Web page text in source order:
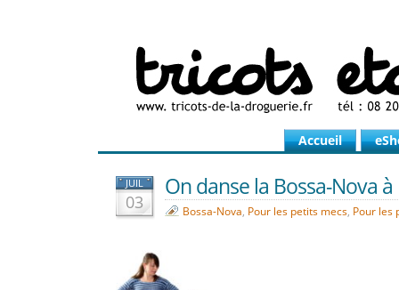
Accueil
JUIL
03
On danse la Bossa-Nova
Bossa-Nova, Pour les petits mecs, Pour les